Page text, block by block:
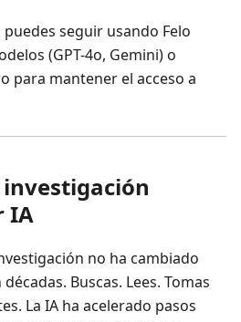
seguir usando Felo
(GPT-4o, Gemini) o
para mantener el acceso a
IA
no ha cambiado
Buscas. Lees. Tomas
La IA ha acelerado pasos